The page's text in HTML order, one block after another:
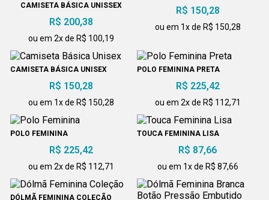
CAMISETA BÁSICA UNISSEX
R$ 200,38
ou em 2x de R$ 100,19
R$ 150,28
ou em 1x de R$ 150,28
CAMISETA BÁSICA UNISEX
R$ 150,28
ou em 1x de R$ 150,28
POLO FEMININA PRETA
R$ 225,42
ou em 2x de R$ 112,71
POLO FEMININA
R$ 225,42
ou em 2x de R$ 112,71
TOUCA FEMININA LISA
R$ 87,66
ou em 1x de R$ 87,66
DÓLMÃ FEMININA COLEÇÃO